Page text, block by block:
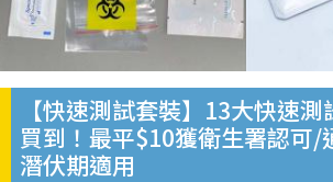
【快速測試套裝】13大快速
買到！最平$10獲衛生署認可/
潛伏期適用